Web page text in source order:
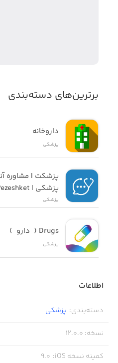
برترین‌های دسته‌بندی
داروخانه
پزشکی
پزشکی | Pezeshket
پزشکی
Drugs (  دارو  )
پزشکی
اطلاعات
دسته‌بندی: پزشکی
نسخه:
12.0.0
کمینه نسخه iOS :
9.0